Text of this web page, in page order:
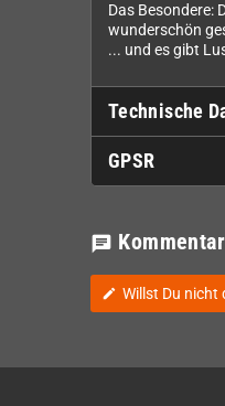
Das Besondere:
wunderschön
... und es gibt
Technische
GPSR
chat
edit Willst Du nicht